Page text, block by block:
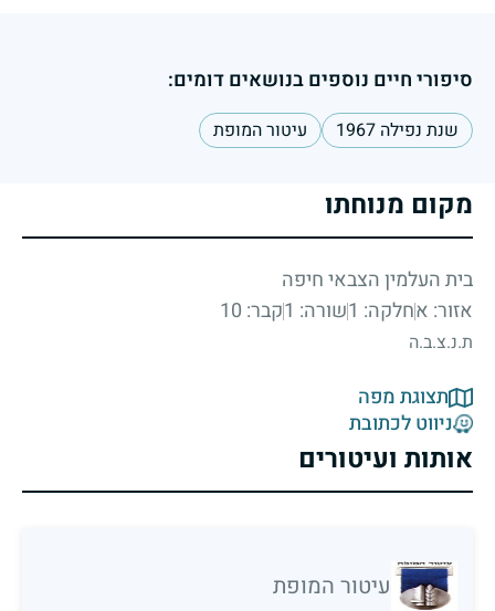
סיפורי חיים נוספים בנושאים דומים:
שנת נפילה 1967 עיטור המופת
מקום מנוחתו
בית העלמין הצבאי חיפה
אזור: אחלקה: 1 שורה: 1 קבר: 10
ת.נ.צ.ב.ה
תצוגת מפה
ניווט לכתובת
אותות ועיטורים
עיטור המופת